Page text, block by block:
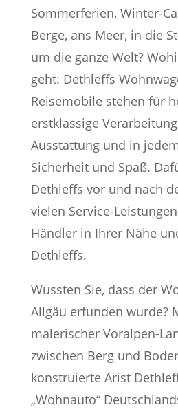
Sommerferien, Winter-
Berge, ans Meer, in die
um die ganze Welt?
geht: Dethleffs
Reisemobile stehen für
erstklassige
Ausstattung und in
Sicherheit und Spaß.
Dethleffs vor und nach
vielen Service-
Händler in Ihrer Nähe
Dethleffs.
Wussten Sie, dass der
Allgäu erfunden wurde?
malerischer Voralpen-
zwischen Berg und
konstruierte Arist
„Wohnauto“